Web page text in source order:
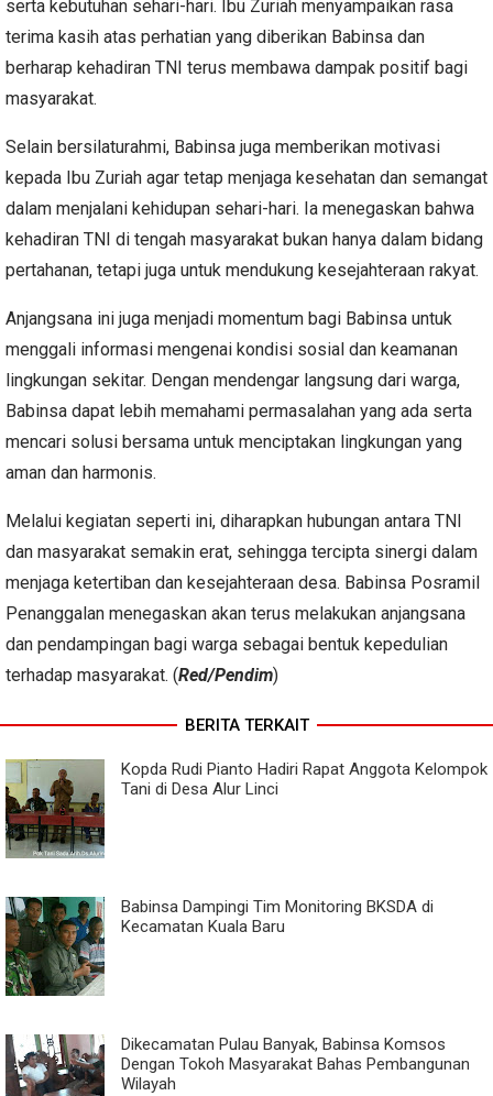
serta kebutuhan sehari-hari. Ibu Zuriah menyampaikan rasa
terima kasih atas perhatian yang diberikan Babinsa dan
berharap kehadiran TNI terus membawa dampak positif bagi
masyarakat.
Selain bersilaturahmi, Babinsa juga memberikan motivasi
kepada Ibu Zuriah agar tetap menjaga kesehatan dan semangat
dalam menjalani kehidupan sehari-hari. Ia menegaskan bahwa
kehadiran TNI di tengah masyarakat bukan hanya dalam bidang
pertahanan, tetapi juga untuk mendukung kesejahteraan rakyat.
Anjangsana ini juga menjadi momentum bagi Babinsa untuk
menggali informasi mengenai kondisi sosial dan keamanan
lingkungan sekitar. Dengan mendengar langsung dari warga,
Babinsa dapat lebih memahami permasalahan yang ada serta
mencari solusi bersama untuk menciptakan lingkungan yang
aman dan harmonis.
Melalui kegiatan seperti ini, diharapkan hubungan antara TNI
dan masyarakat semakin erat, sehingga tercipta sinergi dalam
menjaga ketertiban dan kesejahteraan desa. Babinsa Posramil
Penanggalan menegaskan akan terus melakukan anjangsana
dan pendampingan bagi warga sebagai bentuk kepedulian
terhadap masyarakat. (Red/Pendim)
BERITA TERKAIT
Kopda Rudi Pianto Hadiri Rapat Anggota Kelompok
Tani di Desa Alur Linci
Babinsa Dampingi Tim Monitoring BKSDA di
Kecamatan Kuala Baru
Dikecamatan Pulau Banyak, Babinsa Komsos
Dengan Tokoh Masyarakat Bahas Pembangunan
Wilayah